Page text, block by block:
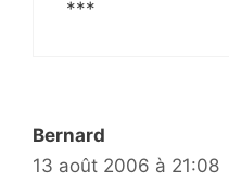
***
Bernard
13 août 2006 à 21:08